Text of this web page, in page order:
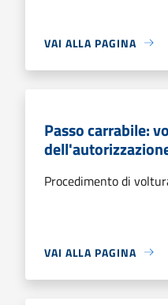
VAI ALLA PAGINA
Passo carrabile:
Procedimento di
VAI ALLA PAGINA